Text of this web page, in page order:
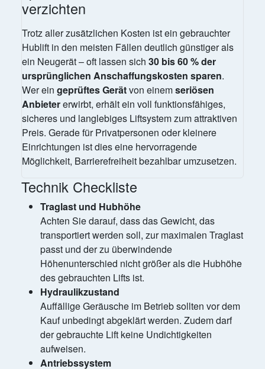
verzichten
Trotz aller zusätzlichen Kosten ist ein gebrauchter
Hublift in den meisten Fällen deutlich günstiger als
ein Neugerät – oft lassen sich 30 bis 60 % der
ursprünglichen Anschaffungskosten sparen.
Wer ein geprüftes Gerätvon einemseriösen
Anbietererwirbt, erhält ein voll funktionsfähiges,
sicheres und langlebiges Liftsystem zum attraktiven
Preis. Gerade für Privatpersonen oder kleinere
Einrichtungen ist dies eine hervorragende
Möglichkeit, Barrierefreiheit bezahlbar umzusetzen.
Technik Checkliste
Traglast und Hubhöhe
Achten Sie darauf, dass das Gewicht, das
transportiert werden soll, zur maximalen Traglast
passt und der zu überwindende
Höhenunterschied nicht größer als die Hubhöhe
des gebrauchten Lifts ist.
Hydraulikzustand
Auffällige Geräusche im Betrieb sollten vor dem
Kauf unbedingt abgeklärt werden. Zudem darf
der gebrauchte Lift keine Undichtigkeiten
aufweisen.
Antriebssystem